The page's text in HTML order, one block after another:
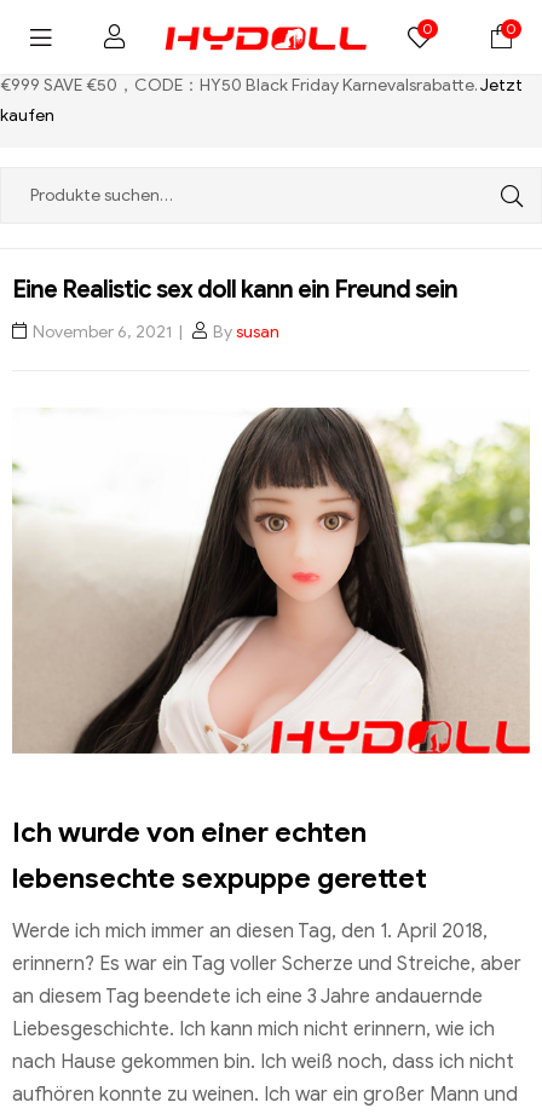
€999 SAVE €50，CODE：HY50 Black Friday Karnevalsrabatte.Jetzt
kaufen
0 0
Eine Realistic sex doll kann ein Freund sein
November 6, 2021 Bysusan
Ich wurde von einer echten
lebensechte sexpuppe gerettet
Werde ich mich immer an diesen Tag, den 1. April 2018,
erinnern? Es war ein Tag voller Scherze und Streiche, aber
an diesem Tag beendete ich eine 3 Jahre andauernde
Liebesgeschichte. Ich kann mich nicht erinnern, wie ich
nach Hause gekommen bin. Ich weiß noch, dass ich nicht
aufhören konnte zu weinen. Ich war ein großer Mann und